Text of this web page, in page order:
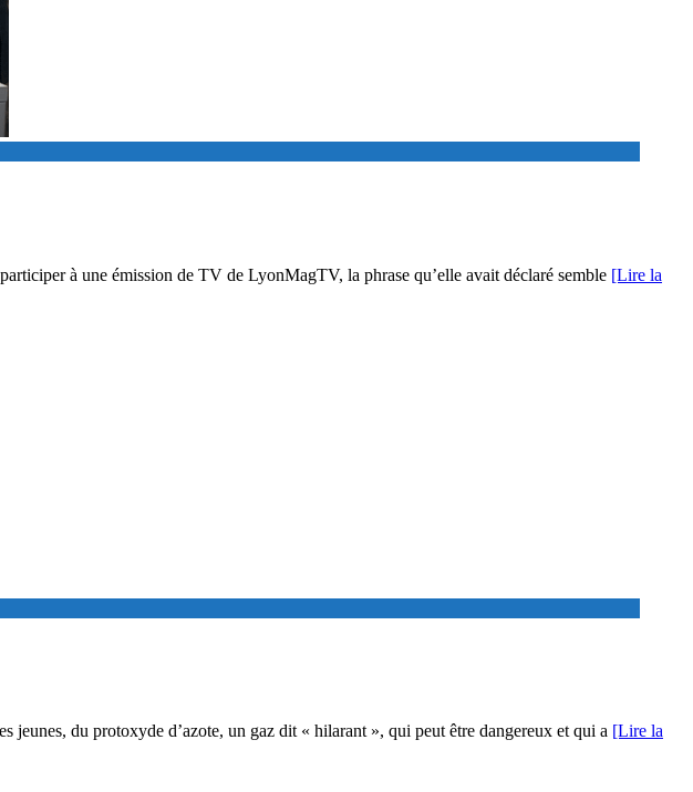
à une émission de TV de LyonMagTV, la phrase qu’elle avait déclaré semble [Lire la
jeunes, du protoxyde d’azote, un gaz dit « hilarant », qui peut être dangereux et qui a [Lire la